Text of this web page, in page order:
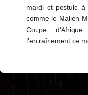
mardi et postule à
comme le Malien
Coupe
l'entraînement ce